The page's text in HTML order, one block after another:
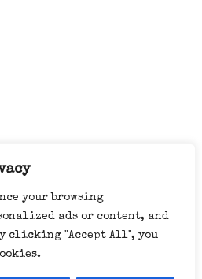
your browsing
ads or content, and
clicking "Accept All", you